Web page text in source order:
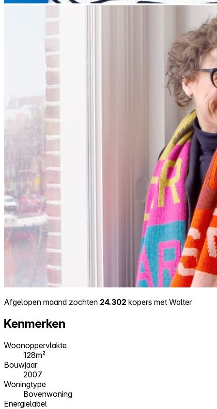
Afgelopen maand zochten 24.302 kopers met Walter
Kenmerken
Woonoppervlakte
128m²
Bouwjaar
2007
Woningtype
Bovenwoning
Energielabel